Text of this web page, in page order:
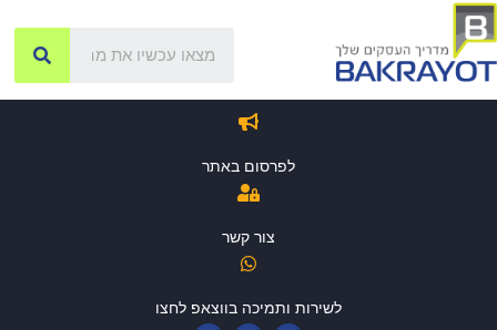
לפרסום באתר
צור קשר
לשירות ותמיכה בווצאפ לחצו